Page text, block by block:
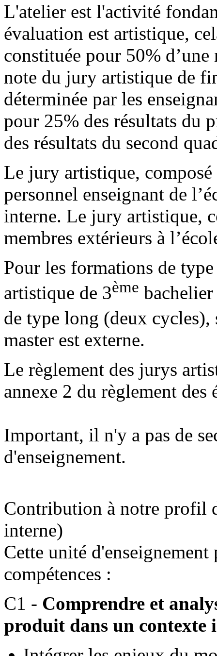
L'atelier est l'activité
évaluation est artistique,
constituée pour 50%
note du jury artistique de
déterminée par les
pour 25% des résultats du
des résultats du second
Le jury artistique,
personnel enseignant de
interne. Le jury artistique,
membres extérieurs à
Pour les formations de
artistique de 3ème
de type long (deux
master est externe.
Le règlement des jurys
annexe 2 du règlement des
Important, il n'y a pas de
d'enseignement.
Contribution à notre profil
interne)
Cette unité
compétences :
C1 - Comprendre et
produit dans un contexte